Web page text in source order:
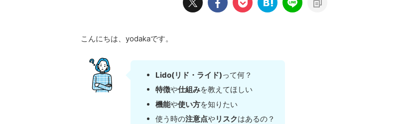
こんにちは、yodakaです。
Lido(リド・ライド)って何？
特徴や仕組みを教えてほしい
機能や使い方を知りたい
使う時の注意点やリスクはあるの？